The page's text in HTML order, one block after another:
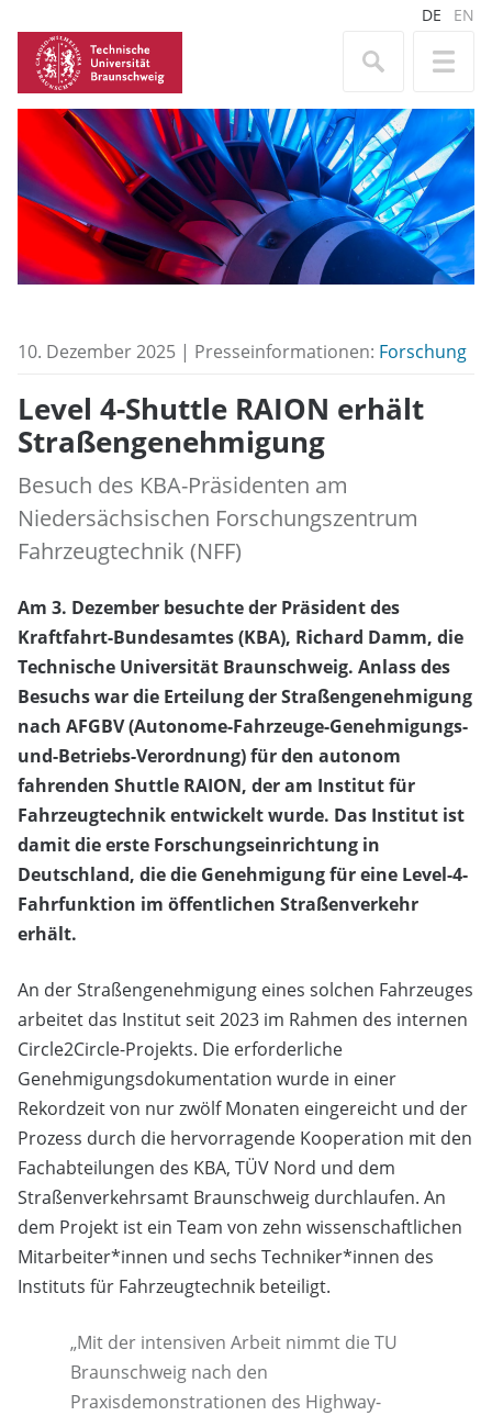
DE EN
10. Dezember 2025 | Presseinformationen: Forschung
Level 4-Shuttle RAION erhält
Straßengenehmigung
Besuch des KBA-Präsidenten am
Niedersächsischen Forschungszentrum
Fahrzeugtechnik (NFF)
Am 3. Dezember besuchte der Präsident des
Kraftfahrt-Bundesamtes (KBA), Richard Damm, die
Technische Universität Braunschweig. Anlass des
Besuchs war die Erteilung der Straßengenehmigung
nach AFGBV (Autonome-Fahrzeuge-Genehmigungs-
und-Betriebs-Verordnung) für den autonom
fahrenden Shuttle RAION, der am Institut für
Fahrzeugtechnik entwickelt wurde. Das Institut ist
damit die erste Forschungseinrichtung in
Deutschland, die die Genehmigung für eine Level-4-
Fahrfunktion im öffentlichen Straßenverkehr
erhält.
An der Straßengenehmigung eines solchen Fahrzeuges
arbeitet das Institut seit 2023 im Rahmen des internen
Circle2Circle-Projekts. Die erforderliche
Genehmigungsdokumentation wurde in einer
Rekordzeit von nur zwölf Monaten eingereicht und der
Prozess durch die hervorragende Kooperation mit den
Fachabteilungen des KBA, TÜV Nord und dem
Straßenverkehrsamt Braunschweig durchlaufen. An
dem Projekt ist ein Team von zehn wissenschaftlichen
Mitarbeiter*innen und sechs Techniker*innen des
Instituts für Fahrzeugtechnik beteiligt.
„Mit der intensiven Arbeit nimmt die TU
Braunschweig nach den
Praxisdemonstrationen des Highway-